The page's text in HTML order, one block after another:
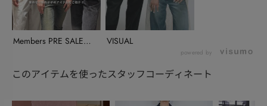
Members PRE SALEの
VISUAL
powered by
このアイテムを使ったスタッフコーディネート